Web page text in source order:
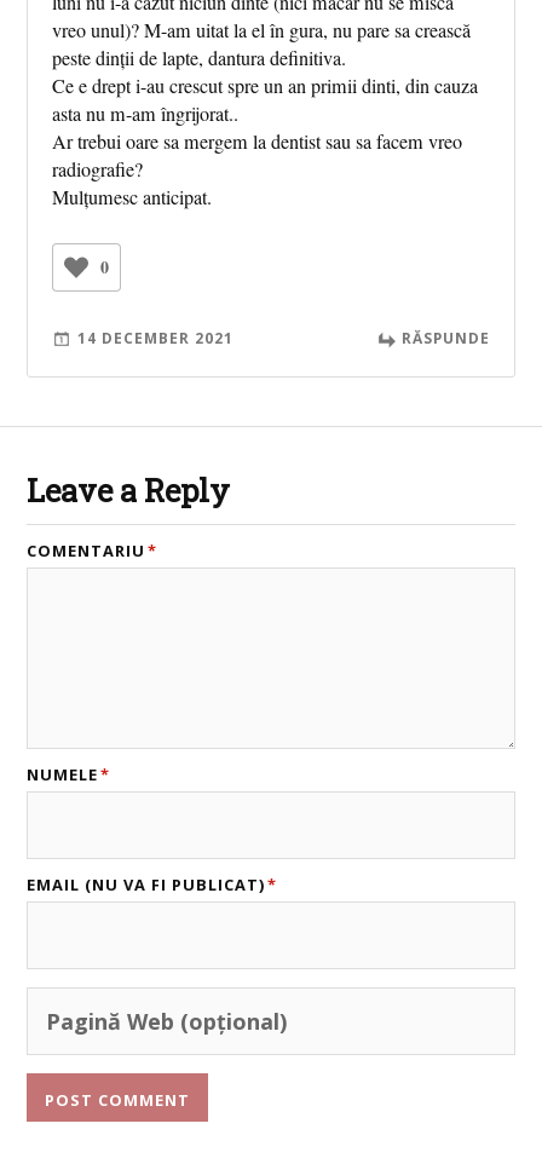
vreo unul)? M-am uitat la el în gura, nu pare sa crească
peste dinții de lapte, dantura definitiva.
Ce e drept i-au crescut spre un an primii dinti, din cauza
asta nu m-am îngrijorat..
Ar trebui oare sa mergem la dentist sau sa facem vreo
radiografie?
Mulțumesc anticipat.
0
14 DECEMBER 2021 RĂSPUNDE
Leave a Reply
COMENTARIU *
NUMELE*
EMAIL (NU VA FI PUBLICAT)*